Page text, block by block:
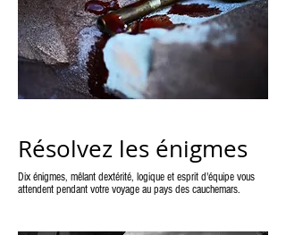
Résolvez les énigmes
Dix énigmes, mêlant dextérité, logique et esprit d'équipe vous
attendent pendant votre voyage au pays des cauchemars.